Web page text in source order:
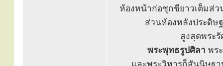
ห้องหน้าก่อชุกชียาวเต็มส่ว
ส่วนห้องหลังประดิษ
สูงสุดพระ
พระพุทธรูปศิลา พร
และพระวิหารก็สันนิษฐ